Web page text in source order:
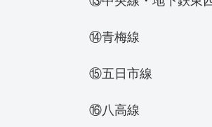
⑭青梅線
⑮五日市線
⑯八高線